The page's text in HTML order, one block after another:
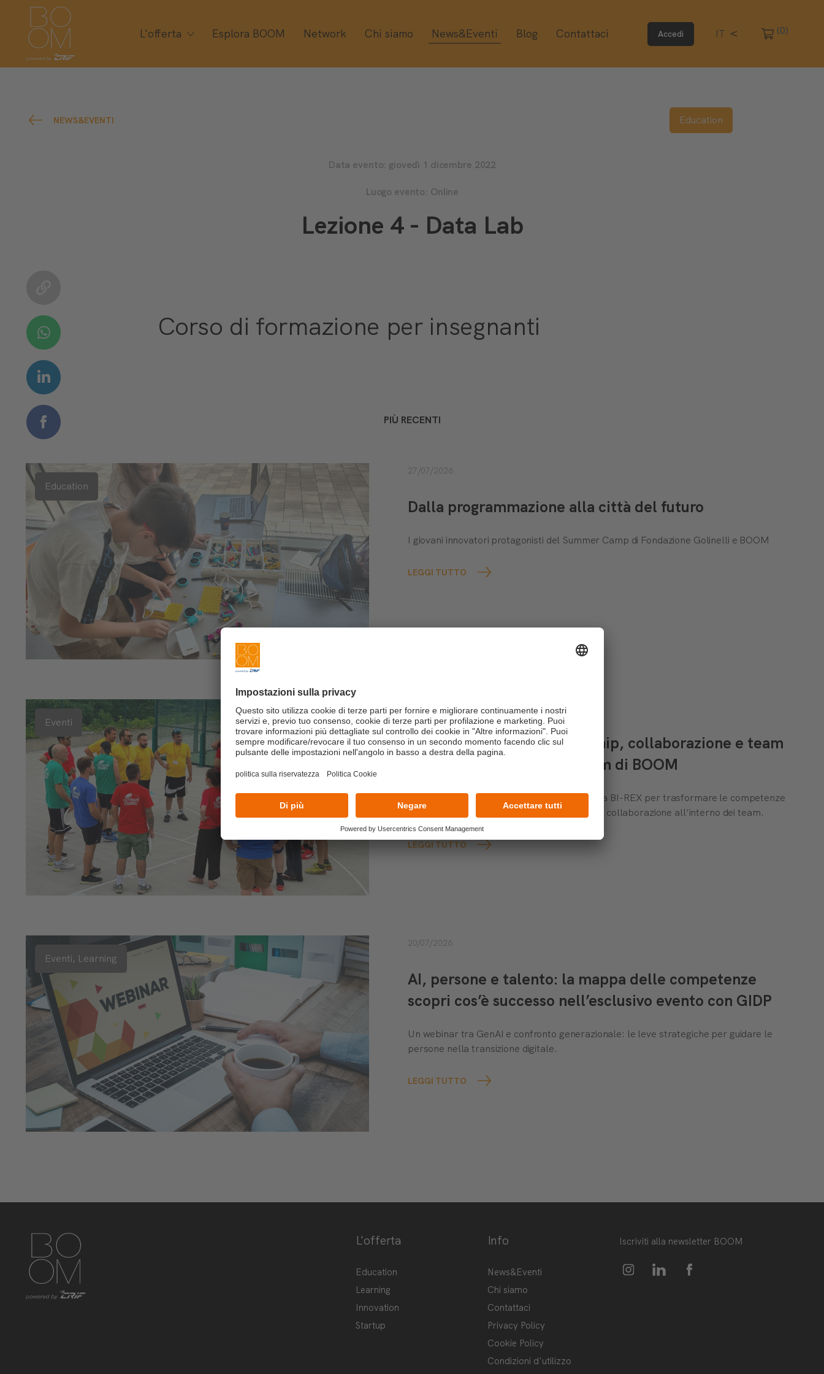
L'offerta Esplora BOOM Network Chi siamo News&Eventi Blog Contattaci Accedi IT (0)
NEWS&EVENTI Education
Data evento: giovedì 1 dicembre 2022
Luogo evento: Online
Lezione 4 - Data Lab
Corso di formazione per insegnanti
PIÙ RECENTI
Education
27/07/2026
Dalla programmazione alla città del futuro
I giovani innovatori protagonisti del Summer Camp di Fondazione Golinelli e BOOM
LEGGI TUTTO
Eventi
22/07/2026
Dall’aula al campo: leadership, collaborazione e team
building con il Team Program di BOOM
Un’esperienza immersiva realizzata insieme a BI-REX per trasformare le competenze
manageriali in azioni concrete e rafforzare la collaborazione all’interno dei team.
LEGGI TUTTO
Eventi, Learning
20/07/2026
AI, persone e talento: la mappa delle competenze
scopri cos’è successo nell’esclusivo evento con GIDP
Un webinar tra GenAI e confronto generazionale: le leve strategiche per guidare le
persone nella transizione digitale.
LEGGI TUTTO
L'offerta
Education
Learning
Innovation
Startup
Info
News&Eventi
Chi siamo
Contattaci
Privacy Policy
Cookie Policy
Condizioni d'utilizzo
Iscriviti alla newsletter BOOM
https://www.instagram.com/boom_knowledgehub/
https://www.linkedin.com/showcase/boom-knowledge-hub/
https://www.facebook.com/BoomKnowledgeHub